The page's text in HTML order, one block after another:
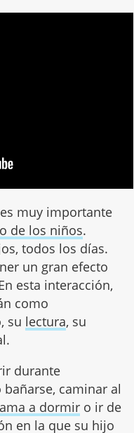
muy importante
de los niños.
todos los días.
un gran efecto
esta interacción,
como
su lectura, su
durante
caminar al
a dormiro ir de
en la que su hijo